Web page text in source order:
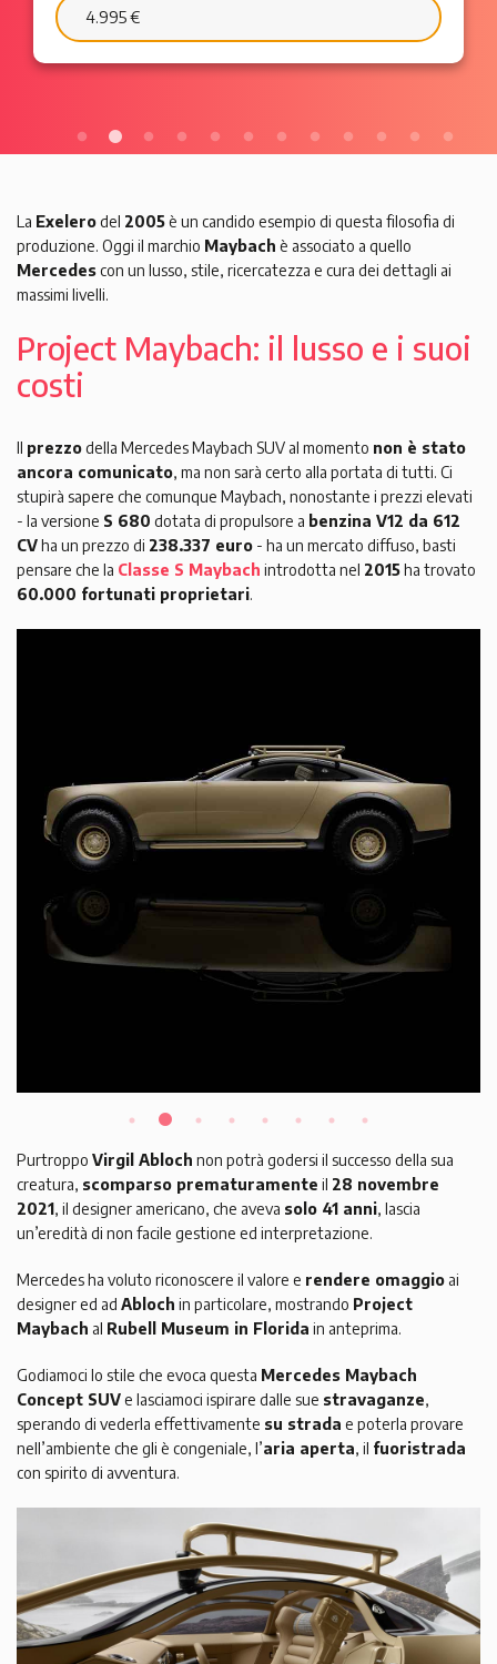
6.595 €
La Exelerodel 2005è un candido esempio di questa filosofia di
produzione. Oggi il marchio Maybach è associato a quello
Mercedescon un lusso, stile, ricercatezza e cura dei dettagli ai
massimi livelli.
Project Maybach: il lusso e i suoi
costi
Il prezzodella Mercedes Maybach SUV al momento non è stato
ancora comunicato, ma non sarà certo alla portata di tutti. Ci
stupirà sapere che comunque Maybach, nonostante i prezzi elevati
- la versione S 680 dotata di propulsore a benzina V12 da 612
CVha un prezzo di 238.337 euro - ha un mercato diffuso, basti
pensare che la Classe S Maybach introdotta nel 2015ha trovato
60.000 fortunati proprietari.
Purtroppo Virgil Abloch non potrà godersi il successo della sua
creatura, scomparso prematuramente il 28 novembre
2021, il designer americano, che aveva solo 41 anni, lascia
un’eredità di non facile gestione ed interpretazione.
Mercedes ha voluto riconoscere il valore e rendere omaggio ai
designer ed ad Abloch in particolare, mostrando Project
Maybach al Rubell Museum in Florida in anteprima.
Godiamoci lo stile che evoca questa Mercedes Maybach
Concept SUVe lasciamoci ispirare dalle sue stravaganze,
sperando di vederla effettivamente su strada e poterla provare
nell’ambiente che gli è congeniale, l’aria aperta, il fuoristrada
con spirito di avventura.